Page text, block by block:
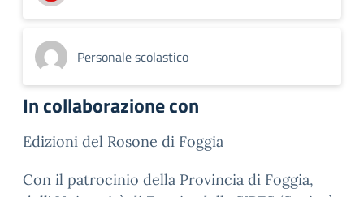
Personale scolastico
In collaborazione con
Edizioni del Rosone di Foggia
Con il patrocinio della Provincia di Foggia,